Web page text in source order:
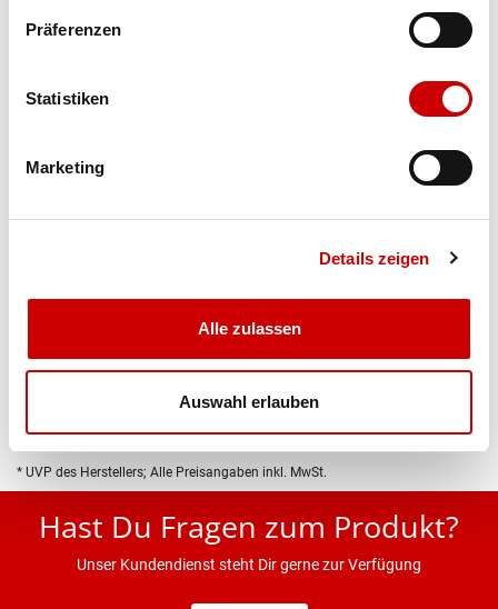
Präferenzen
Statistiken
Marketing
Details zeigen
Alle zulassen
Auswahl erlauben
IN DEN WARENKORB
Bis 17:00 Uhr bestellen: morgen geliefert - ab CHF 50.00
Produktbeschreibung
* UVP des Herstellers; Alle Preisangaben inkl. MwSt.
Hast Du Fragen zum Produkt?
Unser Kundendienst steht Dir gerne zur Verfügung